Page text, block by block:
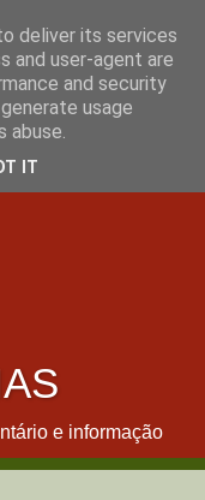
e informação
deliver its services
and user-agent are
and security
usage
abuse.
IT